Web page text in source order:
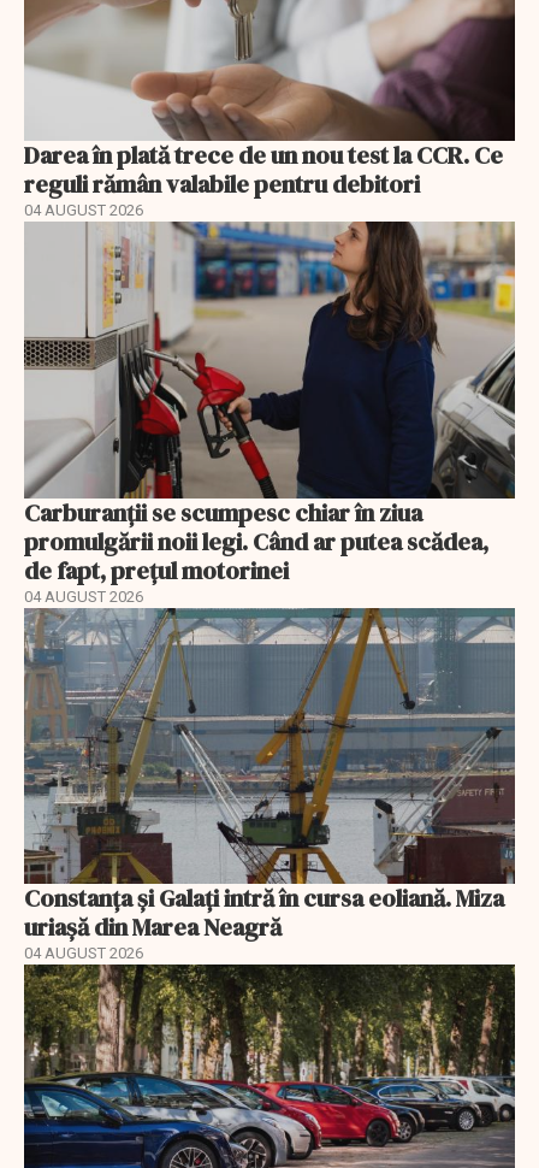
Darea în plată trece de un nou test la CCR. Ce
reguli rămân valabile pentru debitori
04 AUGUST 2026
Carburanții se scumpesc chiar în ziua
promulgării noii legi. Când ar putea scădea,
de fapt, prețul motorinei
04 AUGUST 2026
Constanța și Galați intră în cursa eoliană. Miza
uriașă din Marea Neagră
04 AUGUST 2026